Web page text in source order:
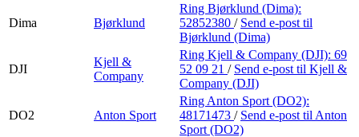
Dima Bjørklund
Ring Bjørklund (Dima):
52852380 / Send e-post til
Bjørklund (Dima)
DJI
Kjell &
Company
Ring Kjell & Company (DJI): 69
52 09 21 / Send e-post til Kjell &
Company (DJI)
DO2 Anton Sport
Ring Anton Sport (DO2):
48171473 / Send e-post til Anton
Sport (DO2)